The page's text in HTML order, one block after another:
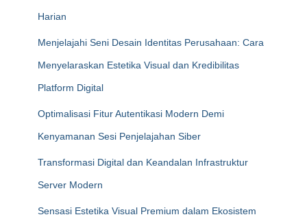
Harian
Menjelajahi Seni Desain Identitas Perusahaan: Cara
Menyelaraskan Estetika Visual dan Kredibilitas
Platform Digital
Optimalisasi Fitur Autentikasi Modern Demi
Kenyamanan Sesi Penjelajahan Siber
Transformasi Digital dan Keandalan Infrastruktur
Server Modern
Sensasi Estetika Visual Premium dalam Ekosistem